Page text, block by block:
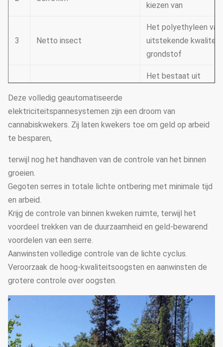
kiezen van
3 Netto insect
Het polyethyleen van
uitstekende kwaliteit
grondstof
Het bestaat uit
Film-rollend systeem
Eleltrodynamisch
Ventilatiesysteem
Zijruiten en
7 Verwarmingssysteem
hete lucht het
het elektrische
8 Druppelbevloeiingssysteem
serrelengte en
worden aangepast
Micro-sproeier systeem
Het kan volgens de
serrelengte en
worden aangepast
Gemakkelijk
Deze volledig geautomatiseerde
elektriciteitspannesystemen zijn een droom van
cannabiskwekers. Zij laten kwekers toe om geld op arbeid
te besparen,
terwijl nog het handhaven van de controle van het binnen
groeien.
Gegoten serres in totale lichte ontbering met minimale tijd
en arbeid.
Krijg de controle van binnen kweken ruimte, terwijl het
voordeel trekken van de duurzaamheid en geld-bewarend
voordelen van een serre.
Aanwinsten volledige controle van de lichte cyclus.
Veroorzaak de hoog-kwaliteitsoogsten en aanwinsten de
grotere controle over oogsten.